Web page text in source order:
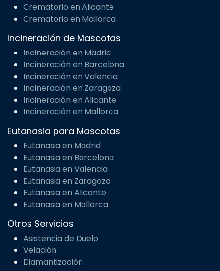
Crematorio en Alicante
Crematorio en Mallorca
Incineración de Mascotas
Incineración en Madrid
Incineración en Barcelona
Incineración en Valencia
Incineración en Zaragoza
Incineración en Alicante
Incineración en Mallorca
Eutanasia para Mascotas
Eutanasia en Madrid
Eutanasia en Barcelona
Eutanasia en Valencia
Eutanasia en Zaragoza
Eutanasia en Alicante
Eutanasia en Mallorca
Otros Servicios
Asistencia de Duelo
Velación
Diamantización